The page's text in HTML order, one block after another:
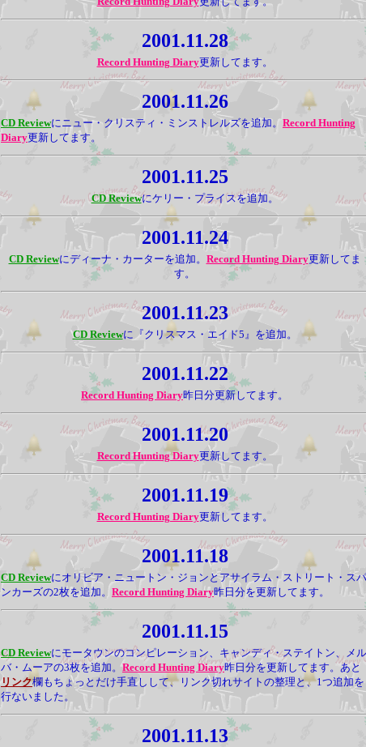
2001.11.28
Record Hunting Diary更新してます。
2001.11.26
CD Reviewにニュー・クリスティ・ミンストレルズを追加。 Record Hunting
Diary更新してます。
2001.11.25
CD Reviewにケリー・プライスを追加。
2001.11.24
CD Reviewにディーナ・カーターを追加。 Record Hunting Diary更新してま
す。
2001.11.23
CD Reviewに『クリスマス・エイド5』を追加。
2001.11.22
Record Hunting Diary昨日分更新してます。
2001.11.20
Record Hunting Diary更新してます。
2001.11.19
Record Hunting Diary更新してます。
2001.11.18
CD Reviewにオリビア・ニュートン・ジョンとアサイラム・ストリート・スパ
ンカーズの2枚を追加。 Record Hunting Diary昨日分を更新してます。
2001.11.15
CD Reviewにモータウンのコンピレーション、キャンディ・ステイトン、メル
バ・ムーアの3枚を追加。Record Hunting Diary昨日分を更新してます。あと
リンク欄もちょっとだけ手直しして、リンク切れサイトの整理と、1つ追加を
行ないました。
2001.11.13